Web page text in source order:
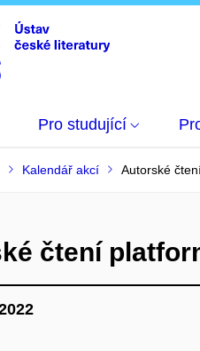
Pro studující
Kalendář akcí Autorské
čtení